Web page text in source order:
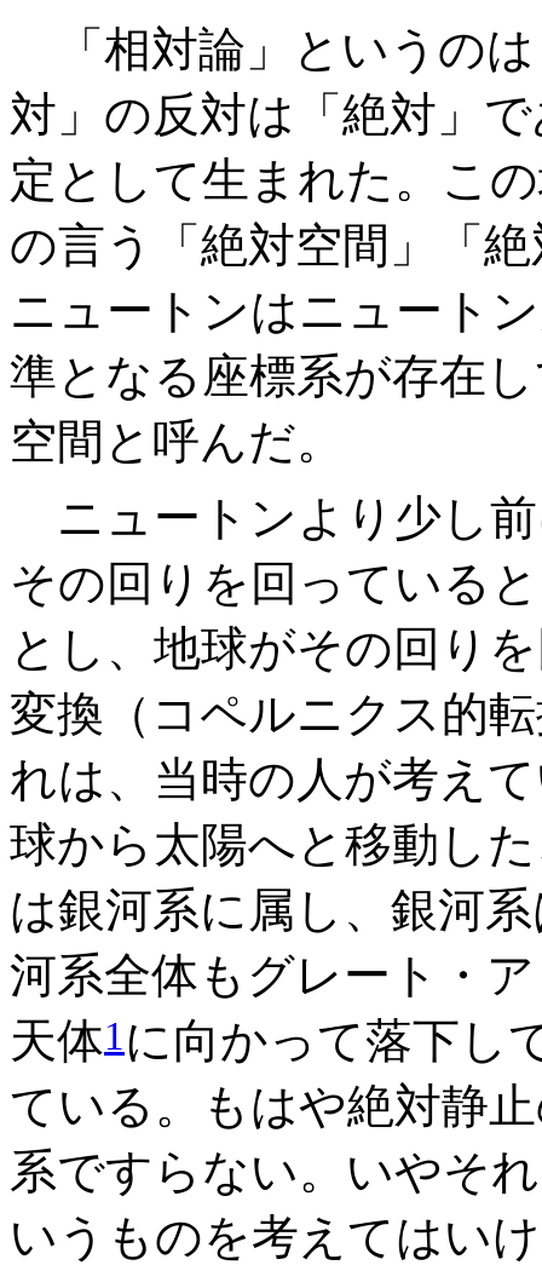
「相対論」というの
対」の反対は「絶対」
定として生まれた。こ
の言う「絶対空間」「
ニュートンはニュート
準となる座標系が存在
空間と呼んだ。
ニュートンより少し
その回りを回っている
とし、地球がその回り
変換（コペルニクス的
れは、当時の人が考え
球から太陽へと移動し
は銀河系に属し、銀河
河系全体もグレート・
天体1 に向かって落下し
ている。もはや絶対静
系ですらない。いやそ
いうものを考えてはい